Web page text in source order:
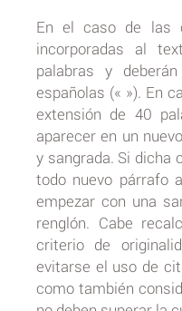
En el caso de las
incorporadas al
palabras y
españolas (« »). En
extensión de 40
aparecer en un
y sangrada. Si dicha
todo nuevo párrafo
empezar con una
renglón. Cabe
criterio de
evitarse el uso de
como también